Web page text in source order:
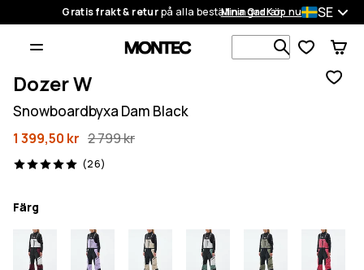
Gratis frakt & returpå alla beställningarKöp nu
Mina Ordrar SE
Sök bland
Dozer W
Snowboardbyxa Dam Black
1 399,50 kr 2 799 kr
(26)
26 recensioner, 5/5
Färg